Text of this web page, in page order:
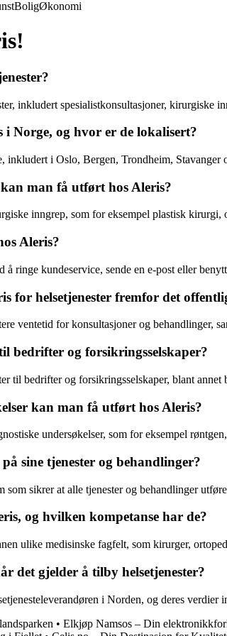
BoligØkonomi
inkludert spesialistkonsultasjoner, kirurgiske
Norge, og hvor er de lokalisert?
i Oslo, Bergen, Trondheim,
man få utført hos Aleris?
inngrep, som for eksempel plastisk
Aleris?
ringe kundeservice, sende en e-post eller
for helsetjenester fremfor det
ventetid for konsultasjoner og behandlinger,
bedrifter og forsikringsselskaper?
til bedrifter og forsikringsselskaper, blant
kan man få utført hos Aleris?
undersøkelser, som for eksempel
sine tjenester og behandlinger?
som sikrer at alle tjenester og behandlinger
og hvilken kompetanse har de?
ulike medisinske fagfelt, som kirurger,
det gjelder å tilby helsetjenester?
i Norden, og deres
• Elkjøp Namsos – Din